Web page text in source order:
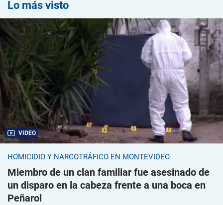
Lo más visto
VIDEO
HOMICIDIO Y NARCOTRÁFICO EN MONTEVIDEO
Miembro de un clan familiar fue asesinado de
un disparo en la cabeza frente a una boca en
Peñarol